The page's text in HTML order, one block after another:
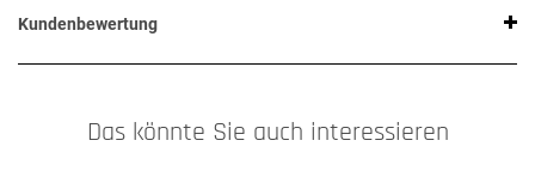
Kundenbewertung
Das könnte Sie auch interessieren